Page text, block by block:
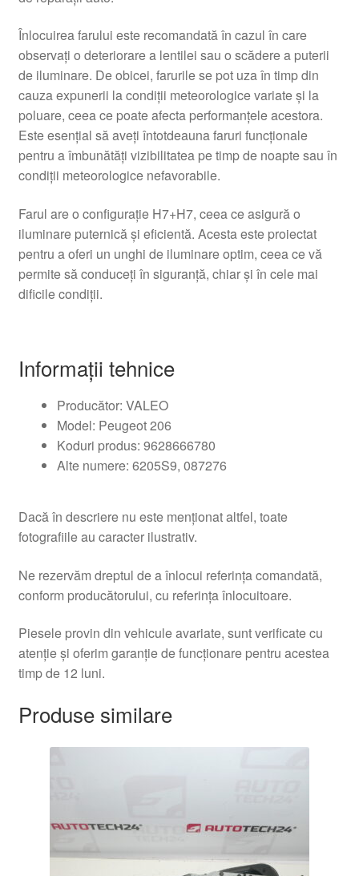
Înlocuirea farului este recomandată în cazul în care
observați o deteriorare a lentilei sau o scădere a puterii
de iluminare. De obicei, farurile se pot uza în timp din
cauza expunerii la condiții meteorologice variate și la
poluare, ceea ce poate afecta performanțele acestora.
Este esențial să aveți întotdeauna faruri funcționale
pentru a îmbunătăți vizibilitatea pe timp de noapte sau în
condiții meteorologice nefavorabile.
Farul are o configurație H7+H7, ceea ce asigură o
iluminare puternică și eficientă. Acesta este proiectat
pentru a oferi un unghi de iluminare optim, ceea ce vă
permite să conduceți în siguranță, chiar și în cele mai
dificile condiții.
Informații tehnice
Producător: VALEO
Model: Peugeot 206
Koduri produs: 9628666780
Alte numere: 6205S9, 087276
Dacă în descriere nu este menționat altfel, toate
fotografiile au caracter ilustrativ.
Ne rezervăm dreptul de a înlocui referința comandată,
conform producătorului, cu referința înlocuitoare.
Piesele provin din vehicule avariate, sunt verificate cu
atenție și oferim garanție de funcționare pentru acestea
timp de 12 luni.
Produse similare